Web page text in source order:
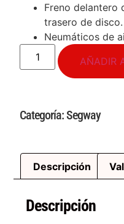
Freno delantero
trasero de disco.
Neumáticos de
AÑADIR
Categoría:Segway
Descripción
Descripción